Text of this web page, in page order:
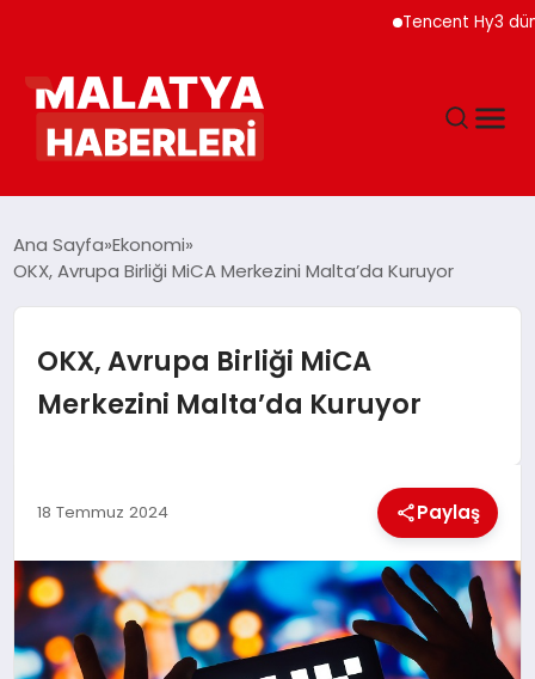
Tencent Hy3 dünya
DÜNYA
EKONOMI
MAGAZIN
SAĞLIK
Ana Sayfa Ekonomi
OKX, Avrupa Birliği MiCA Merkezini Malta’da Kuruyor
OKX, Avrupa Birliği MiCA
Merkezini Malta’da Kuruyor
18 Temmuz 2024 Paylaş